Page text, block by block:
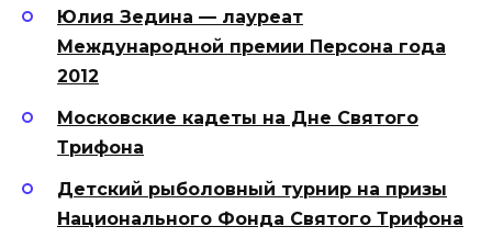
Юлия Зедина — лауреат
Международной премии Персона года
2012
Московские кадеты на Дне Святого
Трифона
Детский рыболовный турнир на призы
Национального Фонда Святого Трифона